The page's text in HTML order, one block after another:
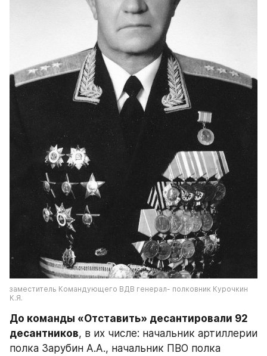
заместитель Командующего ВДВ генерал- полковник Курочкин
К.Я.
До команды «Отставить» десантировали 92
десантников, в их числе: начальник артиллерии
полка Зарубин А.А., начальник ПВО полка